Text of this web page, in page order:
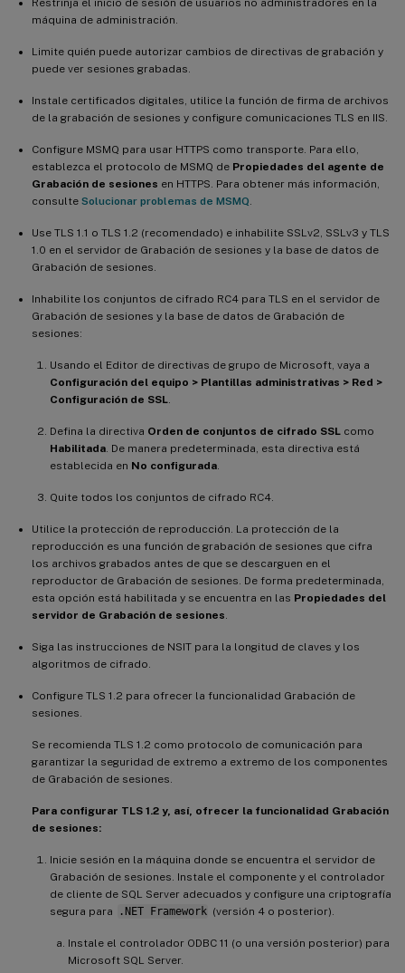
Restrinja el inicio de sesión de usuarios no administradores en la
máquina de administración.
Limite quién puede autorizar cambios de directivas de grabación y
puede ver sesiones grabadas.
Instale certificados digitales, utilice la función de firma de archivos
de la grabación de sesiones y configure comunicaciones TLS en IIS.
Configure MSMQ para usar HTTPS como transporte. Para ello,
establezca el protocolo de MSMQ de Propiedades del agente de
Grabación de sesiones en HTTPS. Para obtener más información,
consulte Solucionar problemas de MSMQ.
Use TLS 1.1 o TLS 1.2 (recomendado) e inhabilite SSLv2, SSLv3 y TLS
1.0 en el servidor de Grabación de sesiones y la base de datos de
Grabación de sesiones.
Inhabilite los conjuntos de cifrado RC4 para TLS en el servidor de
Grabación de sesiones y la base de datos de Grabación de
sesiones:
Usando el Editor de directivas de grupo de Microsoft, vaya a
Configuración del equipo > Plantillas administrativas > Red >
Configuración de SSL.
Defina la directiva Orden de conjuntos de cifrado SSL como
Habilitada. De manera predeterminada, esta directiva está
establecida en No configurada.
Quite todos los conjuntos de cifrado RC4.
Utilice la protección de reproducción. La protección de la
reproducción es una función de grabación de sesiones que cifra
los archivos grabados antes de que se descarguen en el
reproductor de Grabación de sesiones. De forma predeterminada,
esta opción está habilitada y se encuentra en las Propiedades del
servidor de Grabación de sesiones.
Siga las instrucciones de NSIT para la longitud de claves y los
algoritmos de cifrado.
Configure TLS 1.2 para ofrecer la funcionalidad Grabación de
sesiones.
Se recomienda TLS 1.2 como protocolo de comunicación para
garantizar la seguridad de extremo a extremo de los componentes
de Grabación de sesiones.
Para configurar TLS 1.2 y, así, ofrecer la funcionalidad Grabación
de sesiones:
Inicie sesión en la máquina donde se encuentra el servidor de
Grabación de sesiones. Instale el componente y el controlador
de cliente de SQL Server adecuados y configure una criptografía
segura para
.NET Framework (versión 4 o posterior).
Instale el controlador ODBC 11 (o una versión posterior) para
Microsoft SQL Server.